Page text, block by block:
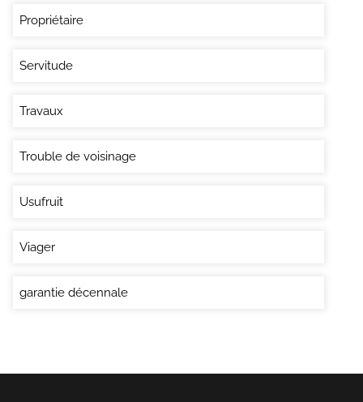
Propriétaire
Servitude
Travaux
Trouble de voisinage
Usufruit
Viager
garantie décennale